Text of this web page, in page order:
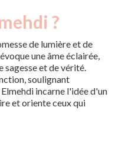
?
de lumière et de
une âme éclairée,
et de vérité.
soulignant
incarne l'idée d'un
et oriente ceux qui